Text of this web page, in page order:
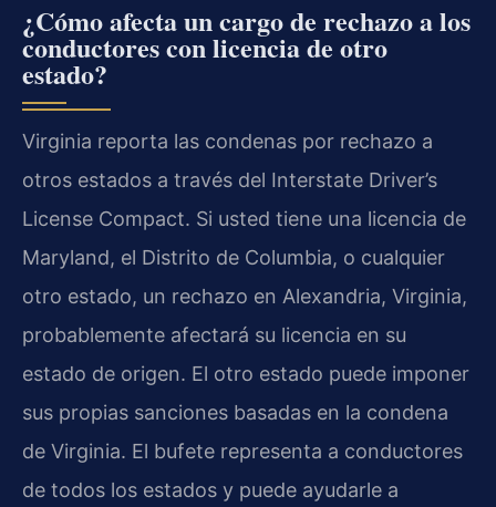
¿Cómo afecta un cargo de rechazo a los
conductores con licencia de otro
estado?
Virginia reporta las condenas por rechazo a
otros estados a través del Interstate Driver’s
License Compact. Si usted tiene una licencia de
Maryland, el Distrito de Columbia, o cualquier
otro estado, un rechazo en Alexandria, Virginia,
probablemente afectará su licencia en su
estado de origen. El otro estado puede imponer
sus propias sanciones basadas en la condena
de Virginia. El bufete representa a conductores
de todos los estados y puede ayudarle a